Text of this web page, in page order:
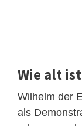
Wie alt
Wilhelm der
als